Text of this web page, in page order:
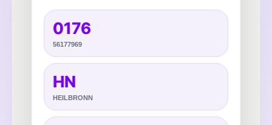
0176
56177969
HN
HEILBRONN